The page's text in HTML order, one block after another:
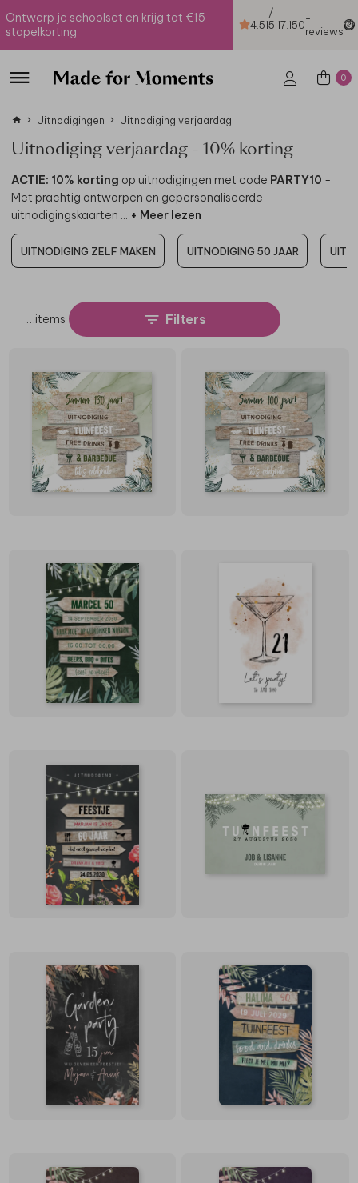
Ontwerp je schoolset en krijg tot €15
stapelkorting
4.51
/
5
-
17.150+
reviews
0
Uitnodigingen Uitnodiging verjaardag
Uitnodiging verjaardag - 10% korting
ACTIE: 10% korting op uitnodigingen met code PARTY10 -
Met prachtig ontworpen en gepersonaliseerde
uitnodigingskaarten ... + Meer lezen
UITNODIGING ZELF MAKEN UITNODIGING 50 JAAR
…items Filters